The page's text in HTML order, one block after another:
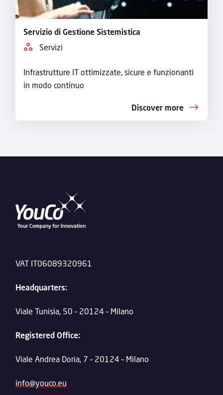
Servizio di Gestione Sistemistica
Servizi
Infrastrutture IT ottimizzate, sicure e funzionanti
in modo continuo
Discover more
VAT IT06089320961
Headquarters:
Viale Tunisia, 50 – 20124 – Milano
Registered Office:
Viale Andrea Doria, 7 – 20124 – Milano
info@youco.eu